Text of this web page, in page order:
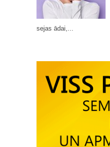
sejas ādai,...